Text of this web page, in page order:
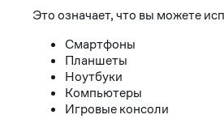
Это означает, что вы можете
Смартфоны
Планшеты
Ноутбуки
Компьютеры
Игровые консоли